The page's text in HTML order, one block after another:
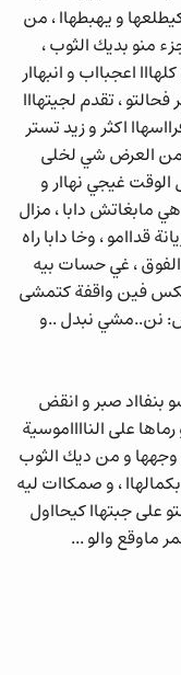
و يهبطهاا ، من
منو بديك الثوب ،
اعجبااب و انبهاار
، تقدم لجيتهااا
اكثر و زيد تستر
من العرض شي لخلى
الوقت غيجي نهاار و
مابغاتش دابا ، مزال
قداامو ، وخا دابا راه
، غي حسات بيه
عكس فين واقفة كتمشى
نن..مشي نبدل ..و
بنفااد صبر و انقض
على النااااموسية
وجهها و من ديك الثوب
، و صمكاات ليه
على جبتهاا كيحااول
ماوقع والو ...